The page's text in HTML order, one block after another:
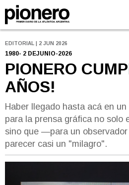
EDITORIAL | 2 JUN 2026
1980- 2 DEJUNIO-2026
PIONERO
AÑOS!
Haber llegado hasta acá en
para la prensa gráfica no solo
sino que —para un
parecer casi un "milagro".